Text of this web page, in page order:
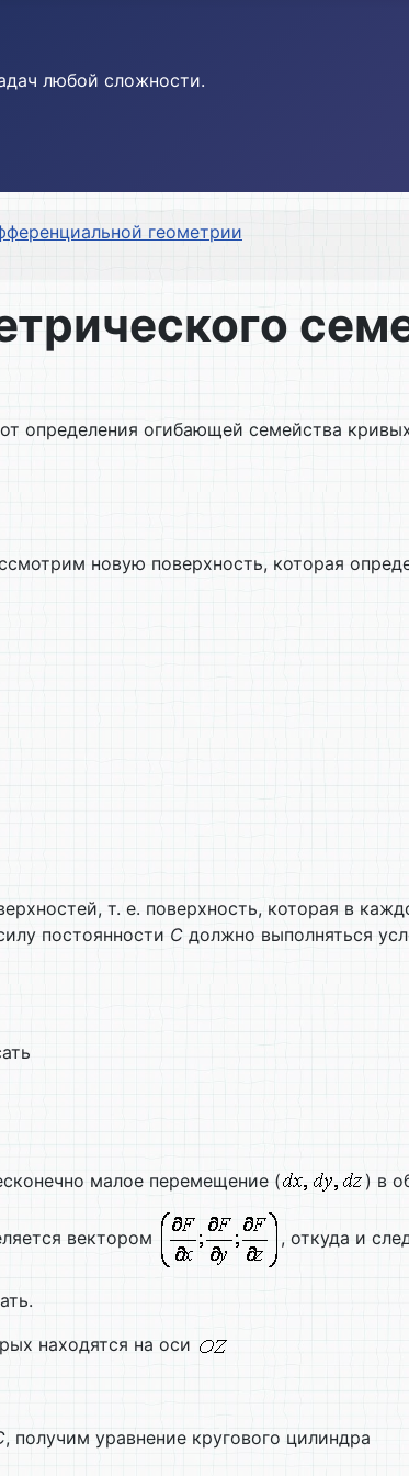
любой сложности.
геометрии
определения огибающей семейства
новую поверхность, которая
т. е. поверхность, которая в
постоянности С должно выполняться
малое перемещение ( ) в
вектором , откуда и
находятся на оси
, получим уравнение кругового цилиндра